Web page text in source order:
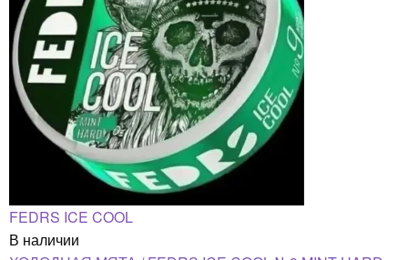
FEDRS ICE COOL
В наличии